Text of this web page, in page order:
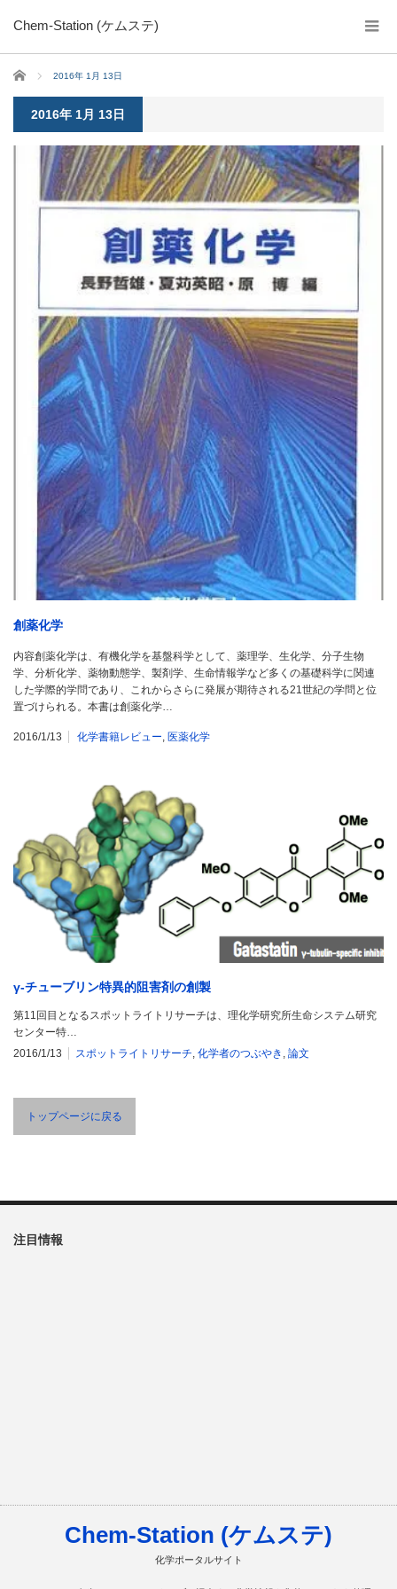
Chem-Station (ケムステ)
ホーム 2016年 1月 13日
2016年 1月 13日
創薬化学
内容創薬化学は、有機化学を基盤科学として、薬理学、生化学、分子生物
学、分析化学、薬物動態学、製剤学、生命情報学など多くの基礎科学に関連
した学際的学問であり、これからさらに発展が期待される21世紀の学問と位
置づけられる。本書は創薬化学…
2016/1/13 化学書籍レビュー, 医薬化学
γ-チューブリン特異的阻害剤の創製
第11回目となるスポットライトリサーチは、理化学研究所生命システム研究
センター特…
2016/1/13
スポットライトリサーチ, 化学者のつぶやき , 論文
トップページに戻る
注目情報
Chem-Station (ケムステ)
化学ポータルサイト